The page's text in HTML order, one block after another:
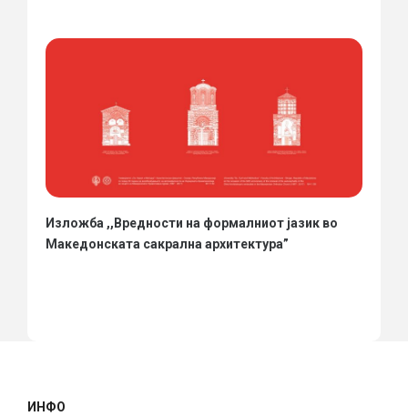
Изложба ,,Вредности на формалниот јазик во
Македонската сакрална архитектура”
ИНФО